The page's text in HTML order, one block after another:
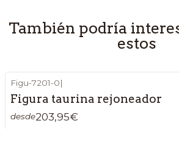
También podría
estos
Figu-7201-0|
Figura taurina rejoneador
desde203,95€